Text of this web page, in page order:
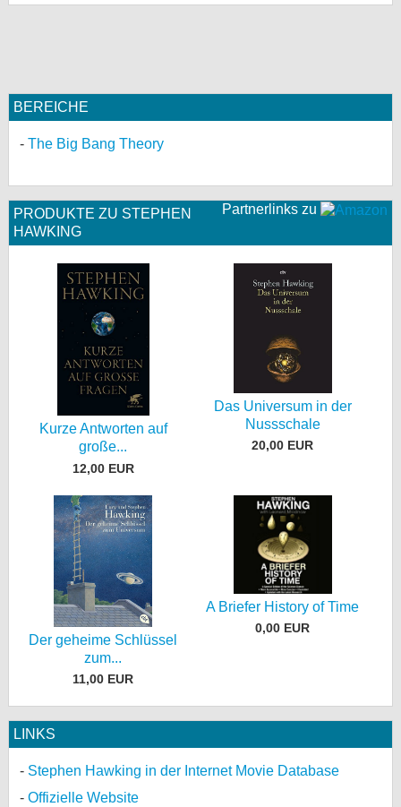
BEREICHE
The Big Bang Theory
Partnerlinks zu
PRODUKTE ZU STEPHEN
HAWKING
Kurze Antworten auf
große...
12,00 EUR
Das Universum in der
Nussschale
20,00 EUR
Der geheime Schlüssel
zum...
11,00 EUR
A Briefer History of Time
0,00 EUR
LINKS
Stephen Hawking in der Internet Movie Database
Offizielle Website